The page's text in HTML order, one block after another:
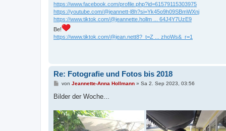
https://www.facebook.com/profile.php?id=61579115303975
https://youtube.com/@jeannett-l8h?si=Yk45o9h09SBmWXnj
https://www.tiktok.com/@jeannette.hollm ... 64J4Y7UzE9
Be!
https://www.tiktok.com/@jean.nett8?_t=Z ... zhoWs&_r=1
Re: Fotografie und Fotos bis 2018
B
i
a
g
von Jeannette-Anna Hollmann» Sa 2. Sep 2023, 03:56
Bilder der Woche...